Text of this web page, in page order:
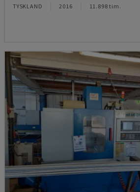
TYSKLAND 2016 11.898 tim.